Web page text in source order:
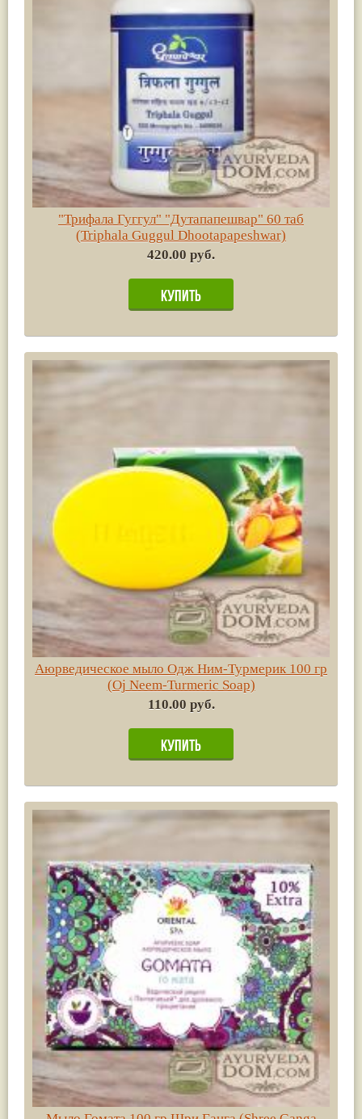
"Трифала Гуггул" "Дутапапешвар" 60 таб
(Triphala Guggul Dhootapapeshwar)
420.00 руб.
Аюрведическое мыло Одж Ним-Турмерик 100 гр
(Oj Neem-Turmeric Soap)
110.00 руб.